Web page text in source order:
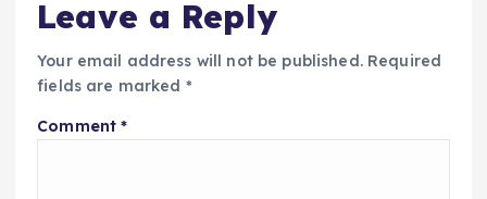
Leave a Reply
Your email address will not be published. Required
fields are marked *
Comment*